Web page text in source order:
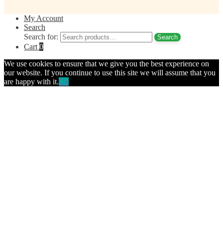
My Account
Search
Search for:
Search
Cart 0
We use cookies to ensure that we give you the best experience on
our website. If you continue to use this site we will assume that you
are happy with it.Ok